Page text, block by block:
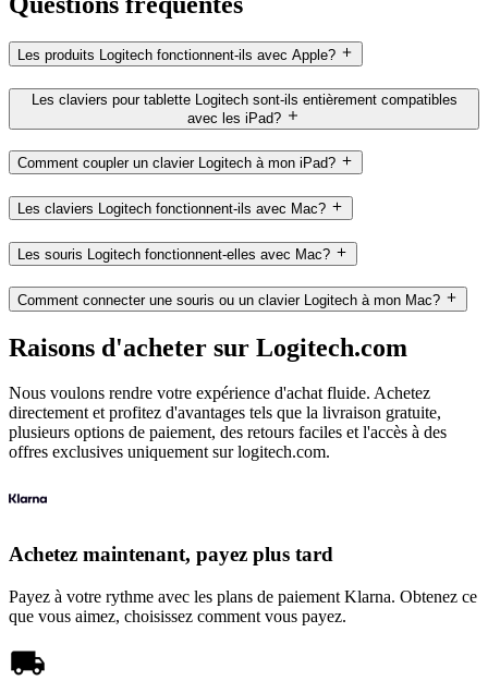
Les produits Logitech fonctionnent-ils avec Apple?
Les claviers pour tablette Logitech sont-ils entièrement compatibles
avec les iPad?
Comment coupler un clavier Logitech à mon iPad?
Les claviers Logitech fonctionnent-ils avec Mac?
Les souris Logitech fonctionnent-elles avec Mac?
Comment connecter une souris ou un clavier Logitech à mon Mac?
Raisons d'acheter sur Logitech.com
Nous voulons rendre votre expérience d'achat fluide. Achetez
directement et profitez d'avantages tels que la livraison gratuite,
plusieurs options de paiement, des retours faciles et l'accès à des
offres exclusives uniquement sur logitech.com.
Achetez maintenant, payez plus tard
Payez à votre rythme avec les plans de paiement Klarna. Obtenez ce
que vous aimez, choisissez comment vous payez.